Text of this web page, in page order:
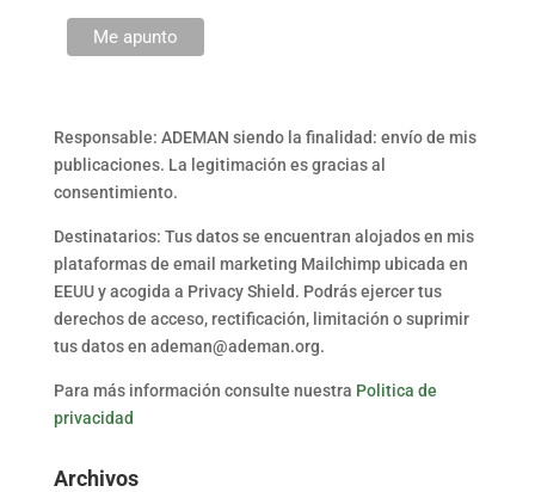
Responsable: ADEMAN siendo la finalidad: envío de mis
publicaciones. La legitimación es gracias al
consentimiento.
Destinatarios: Tus datos se encuentran alojados en mis
plataformas de email marketing Mailchimp ubicada en
EEUU y acogida a Privacy Shield. Podrás ejercer tus
derechos de acceso, rectificación, limitación o suprimir
tus datos en ademan@ademan.org.
Para más información consulte nuestra Politica de
privacidad
Archivos